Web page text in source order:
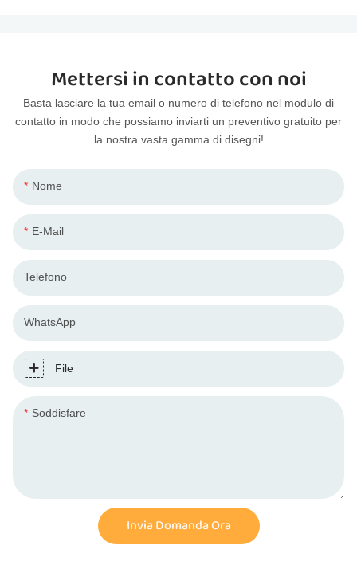
Mettersi in contatto con noi
Basta lasciare la tua email o numero di telefono nel modulo di
contatto in modo che possiamo inviarti un preventivo gratuito per
la nostra vasta gamma di disegni!
Nome
E-Mail
Telefono
WhatsApp
File
Soddisfare
Invia Domanda Ora